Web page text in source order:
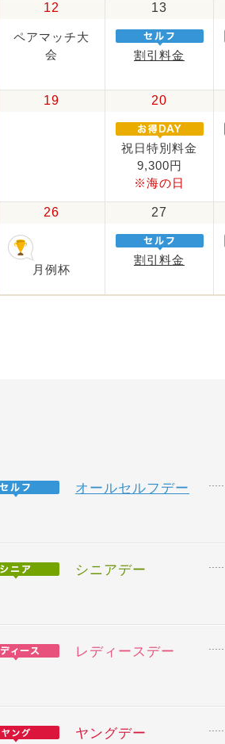
12
ペアマッチ大
会
13
割引料金
19 20
祝日特別料金
9,300円
※海の日
26
月例杯
27
割引料金
オールセルフデー
シニアデー
レディースデー
ヤングデー